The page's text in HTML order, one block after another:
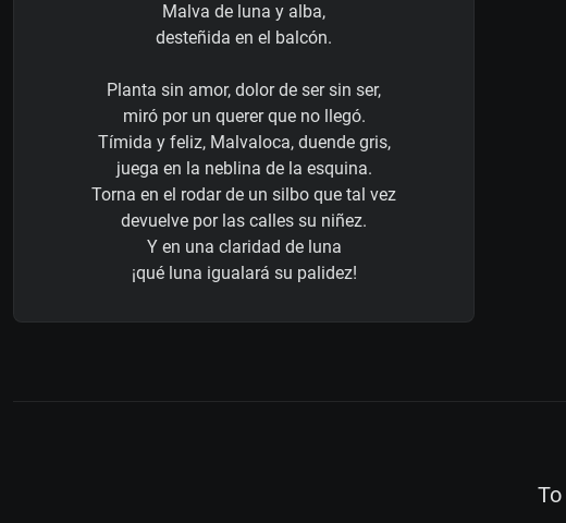
Malva de luna y alba,
desteñida en el balcón.
Planta sin amor, dolor de ser sin ser,
miró por un querer que no llegó.
Tímida y feliz, Malvaloca, duende gris,
juega en la neblina de la esquina.
Torna en el rodar de un silbo que tal vez
devuelve por las calles su niñez.
Y en una claridad de luna
¡qué luna igualará su palidez!